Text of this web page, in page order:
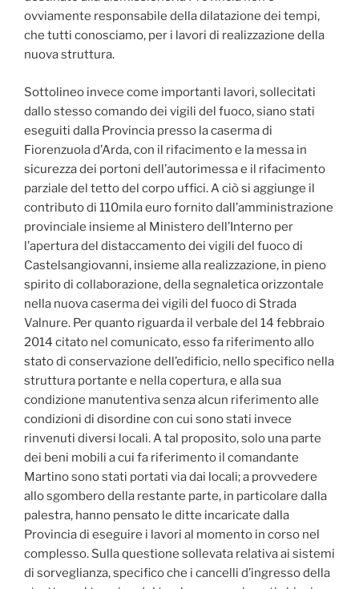
ovviamente responsabile della dilatazione dei tempi,
che tutti conosciamo, per i lavori di realizzazione della
nuova struttura.
Sottolineo invece come importanti lavori, sollecitati
dallo stesso comando dei vigili del fuoco, siano stati
eseguiti dalla Provincia presso la caserma di
Fiorenzuola d’Arda, con il rifacimento e la messa in
sicurezza dei portoni dell’autorimessa e il rifacimento
parziale del tetto del corpo uffici. A ciò si aggiunge il
contributo di 110mila euro fornito dall’amministrazione
provinciale insieme al Ministero dell’Interno per
l’apertura del distaccamento dei vigili del fuoco di
Castelsangiovanni, insieme alla realizzazione, in pieno
spirito di collaborazione, della segnaletica orizzontale
nella nuova caserma dei vigili del fuoco di Strada
Valnure. Per quanto riguarda il verbale del 14 febbraio
2014 citato nel comunicato, esso fa riferimento allo
stato di conservazione dell’edificio, nello specifico nella
struttura portante e nella copertura, e alla sua
condizione manutentiva senza alcun riferimento alle
condizioni di disordine con cui sono stati invece
rinvenuti diversi locali. A tal proposito, solo una parte
dei beni mobili a cui fa riferimento il comandante
Martino sono stati portati via dai locali; a provvedere
allo sgombero della restante parte, in particolare dalla
palestra, hanno pensato le ditte incaricate dalla
Provincia di eseguire i lavori al momento in corso nel
complesso. Sulla questione sollevata relativa ai sistemi
di sorveglianza, specifico che i cancelli d’ingresso della